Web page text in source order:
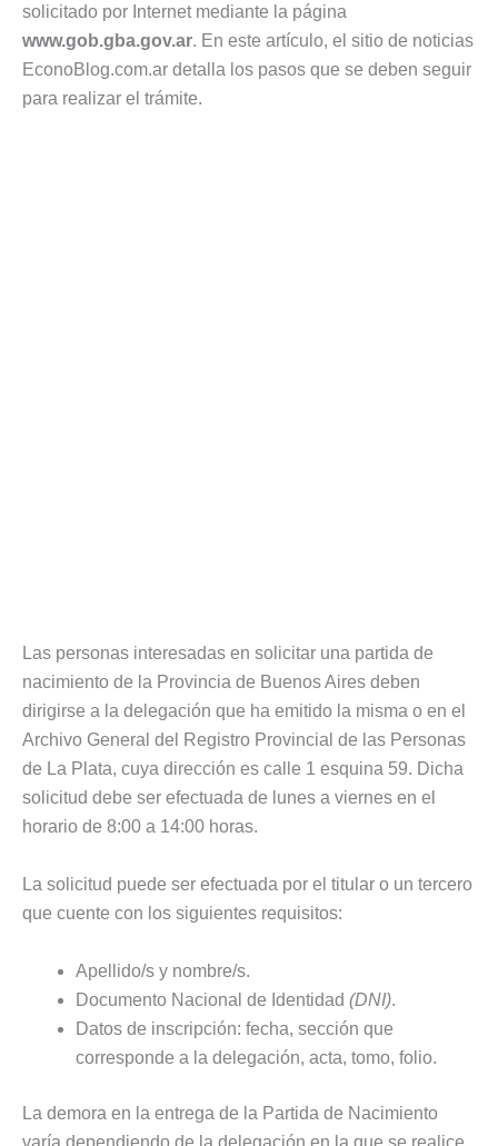
solicitado por Internet mediante la página
www.gob.gba.gov.ar. En este artículo, el sitio de noticias
EconoBlog.com.ar detalla los pasos que se deben seguir
para realizar el trámite.
Las personas interesadas en solicitar una partida de
nacimiento de la Provincia de Buenos Aires deben
dirigirse a la delegación que ha emitido la misma o en el
Archivo General del Registro Provincial de las Personas
de La Plata, cuya dirección es calle 1 esquina 59. Dicha
solicitud debe ser efectuada de lunes a viernes en el
horario de 8:00 a 14:00 horas.
La solicitud puede ser efectuada por el titular o un tercero
que cuente con los siguientes requisitos:
Apellido/s y nombre/s.
Documento Nacional de Identidad (DNI).
Datos de inscripción: fecha, sección que
corresponde a la delegación, acta, tomo, folio.
La demora en la entrega de la Partida de Nacimiento
varía dependiendo de la delegación en la que se realice